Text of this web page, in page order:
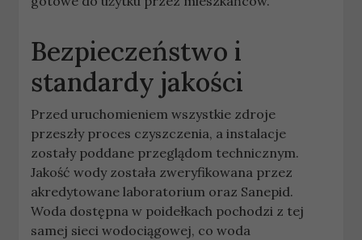
Bezpieczeństwo i
standardy jakości
Przed uruchomieniem wszystkie zdroje
przeszły proces czyszczenia, a instalacje
zostały poddane przeglądom technicznym.
Jakość wody została zweryfikowana przez
akredytowane laboratorium oraz Sanepid.
Woda dostępna w poidełkach pochodzi z tej
samej sieci wodociągowej, co woda